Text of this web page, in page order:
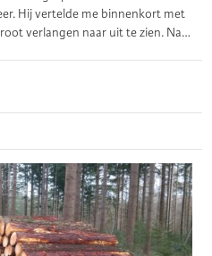
Hij vertelde me binnenkort met
verlangen naar uit te zien. Na…